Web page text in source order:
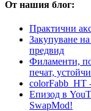
От нашия блог:
Практични
Закупуване
предвид
Филаменти,
печат,
colorFabb_HT
Епизод в
SwapMod!